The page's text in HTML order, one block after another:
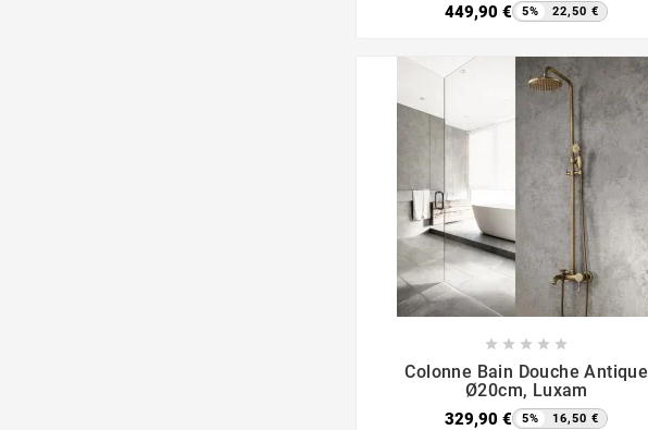
449,90 € 5% 22,50 €
    
Colonne Bain Douche Antique
Ø20cm, Luxam
329,90 € 5% 16,50 €